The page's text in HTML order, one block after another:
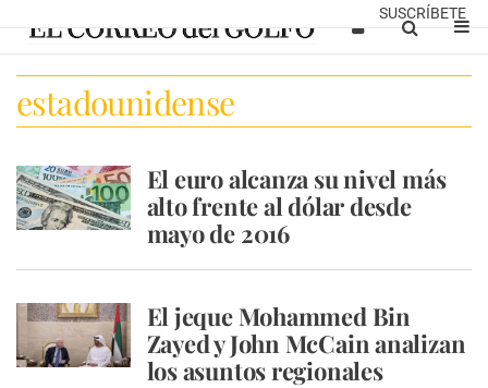
SUSCRÍBETE
estadounidense
El euro alcanza su nivel más
alto frente al dólar desde
mayo de 2016
El jeque Mohammed Bin
Zayed y John McCain analizan
los asuntos regionales